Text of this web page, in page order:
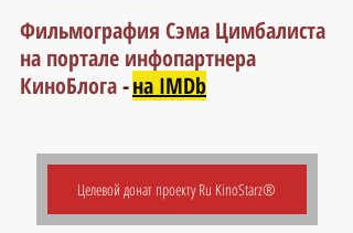
Фильмография Сэма Цимбалиста
на портале инфопартнера
КиноБлога -на IMDb
Целевой донат проекту Ru KinoStarz®